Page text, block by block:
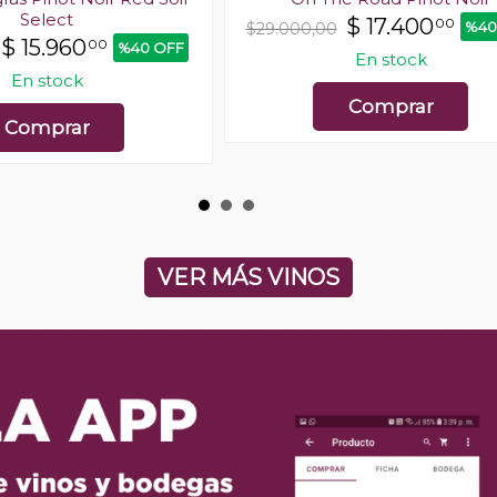
Select
$ 15.96000 %40 OFF
En stock
Comprar
$29.000,00 $ 17.40000
En stock
Comprar
VER MÁS VINOS